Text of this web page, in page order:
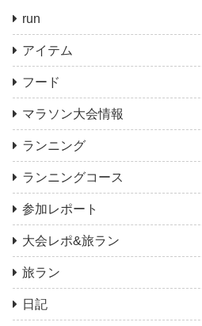
run
アイテム
フード
マラソン大会情報
ランニング
ランニングコース
参加レポート
大会レポ&旅ラン
旅ラン
日記